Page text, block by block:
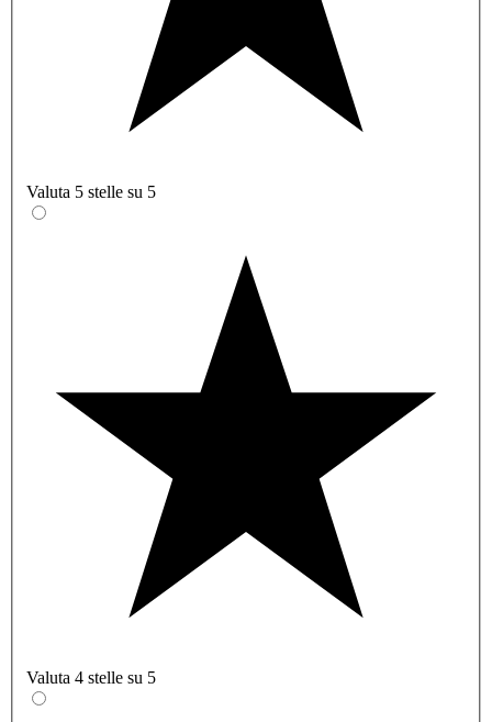
Valuta 5 stelle su 5
Valuta 4 stelle su 5